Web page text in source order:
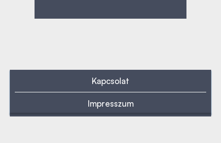
Kapcsolat
Impresszum